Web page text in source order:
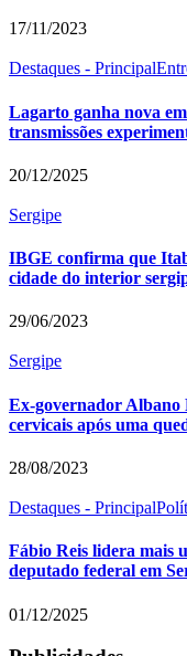
17/11/2023
Destaques - Principal
Lagarto ganha nova
transmissões
20/12/2025
Sergipe
IBGE confirma que
cidade do interior
29/06/2023
Sergipe
Ex-governador Albano
cervicais após uma
28/08/2023
Destaques - Principal
Fábio Reis lidera mais
deputado federal em
01/12/2025